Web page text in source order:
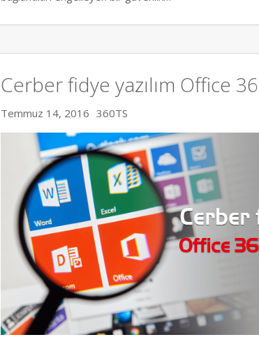
Cerber fidye yazılım Office
Temmuz 14, 2016 360TS